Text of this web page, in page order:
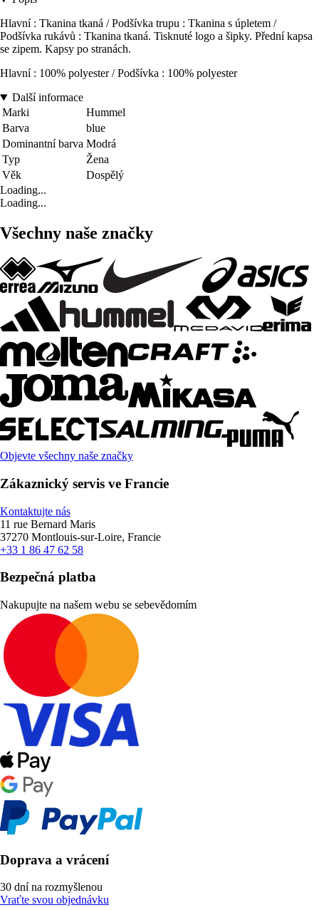
Hlavní : Tkanina tkaná / Podšívka trupu : Tkanina s úpletem /
Podšívka rukávů : Tkanina tkaná. Tisknuté logo a šipky. Přední kapsa
se zipem. Kapsy po stranách.
Hlavní : 100% polyester / Podšívka : 100% polyester
Další informace
Marki
Hummel
Barva
blue
Dominantní barva Modrá
Typ
Žena
Věk
Dospělý
Loading...
Loading...
Všechny naše značky
Objevte všechny naše značky
Zákaznický servis ve Francie
Kontaktujte nás
11 rue Bernard Maris
37270 Montlouis-sur-Loire, Francie
+33 1 86 47 62 58
Bezpečná platba
Nakupujte na našem webu se sebevědomím
Doprava a vrácení
30 dní na rozmyšlenou
Vraťte svou objednávku